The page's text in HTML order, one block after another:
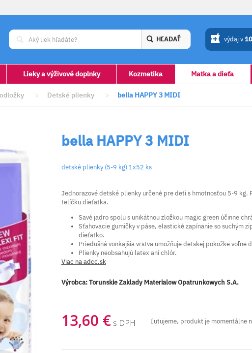
HĽADAŤ výdaj v
Lieky a výživové doplnky Kozmetika Matka a dieťa
> Detské plienky > bella HAPPY 3 MIDI
bella HAPPY 3 MIDI
detské plienky (5-9 kg) 1x52 ks
Jednorazové detské plienky určené pre deti s hmotnosťou 5-9
telíčku dieťatka.
Savé jadro spolu s unikátnou zložkou magic green účinne
Sťahovacie gumičky v páse, elastické zapínanie so suchým
dieťatko.
Priedušná vonkajšia vrstva umožňuje detskej pokožke voľne
Plienky neobsahujú latex ani chlór.
Viac na adcc.sk
Výrobca:Torunskie Zaklady Materialow Opatrunkowych S.A.
13,60 € s DPH Ľutujeme, produkt je momentálne